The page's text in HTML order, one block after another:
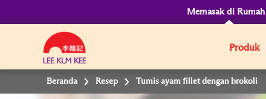
Memasak di Rumah
Produk
Beranda Resep Tumis ayam fillet dengan brokoli